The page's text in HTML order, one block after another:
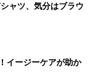
ャツ、気分はブラウ
イージーケアが助か